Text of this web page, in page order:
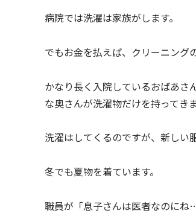
病院では洗濯は家族がします。
でもお金を払えば、クリーニング
かなり長く入院しているおばあさ
な奥さんが洗濯物だけを持ってきま
洗濯はしてくるのですが、新しい
冬でも夏物を着ています。
職員が「息子さんは医者なのにね